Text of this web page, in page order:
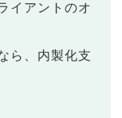
イアントのオ
ら、内製化支